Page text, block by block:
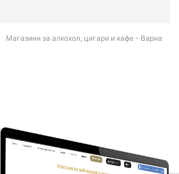
Магазини за алкохол, цигари и кафе - Варна